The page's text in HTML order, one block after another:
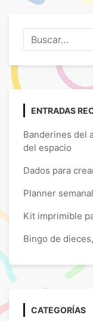
ENTRADAS
Banderines del
del espacio
Dados para
Planner
Kit imprimible
Bingo de
CATEGORÍAS